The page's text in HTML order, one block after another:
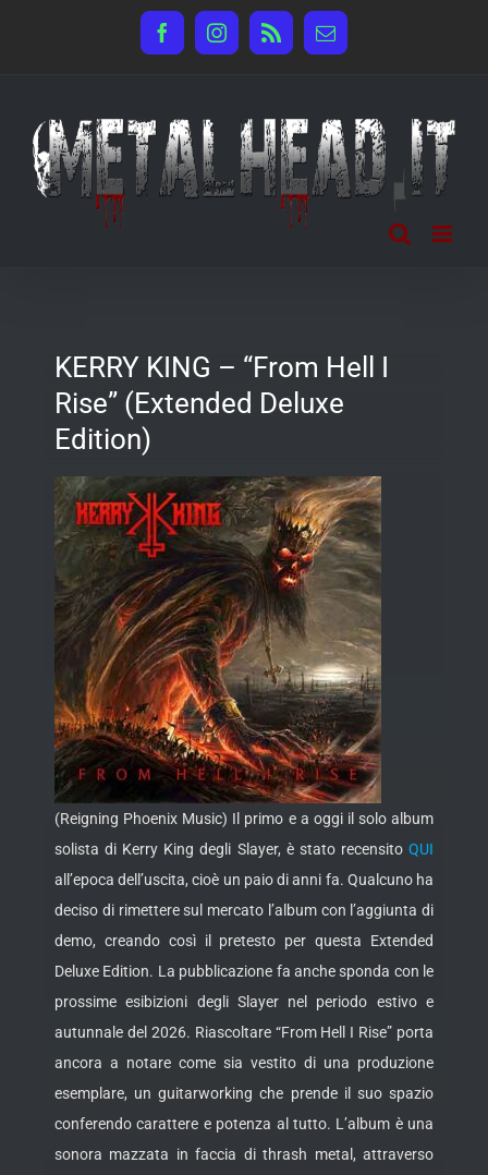
FacebookInstagram
Rss Email
KERRY KING – “From Hell I
Rise” (Extended Deluxe
Edition)
(Reigning Phoenix Music) Il primo e a oggi il solo album
solista di Kerry King degli Slayer, è stato recensito QUI
all’epoca dell’uscita, cioè un paio di anni fa. Qualcuno ha
deciso di rimettere sul mercato l’album con l’aggiunta di
demo, creando così il pretesto per questa Extended
Deluxe Edition. La pubblicazione fa anche sponda con le
prossime esibizioni degli Slayer nel periodo estivo e
autunnale del 2026. Riascoltare “From Hell I Rise” porta
ancora a notare come sia vestito di una produzione
esemplare, un guitarworking che prende il suo spazio
conferendo carattere e potenza al tutto. L’album è una
sonora mazzata in faccia di thrash metal, attraverso